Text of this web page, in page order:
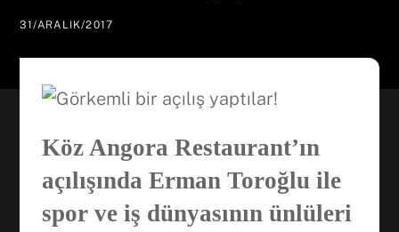
31 /ARALIK/2017
Köz Angora Restaurant’ın
açılışında Erman Toroğlu ile
spor ve iş dünyasının ünlüleri